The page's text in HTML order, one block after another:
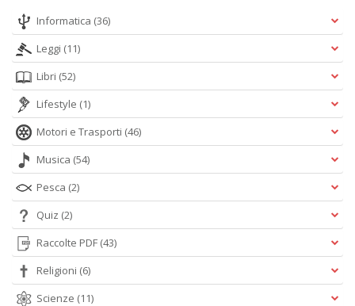
Informatica (36)
Leggi (11)
Libri (52)
Lifestyle (1)
Motori e Trasporti (46)
Musica (54)
Pesca (2)
Quiz (2)
Raccolte PDF (43)
Religioni (6)
Scienze (11)